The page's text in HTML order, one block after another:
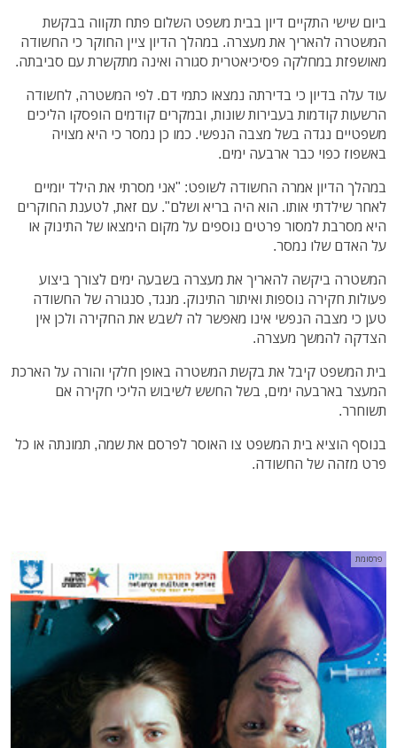
ביום שישי התקיים דיון בבית משפט השלום פתח תקווה בבקשת
המשטרה להאריך את מעצרה. במהלך הדיון ציין החוקר כי החשודה
מאושפזת במחלקה פסיכיאטרית סגורה ואינה מתקשרת עם סביבתה.
עוד עלה בדיון כי בדירתה נמצאו כתמי דם. לפי המשטרה, לחשודה
הרשעות קודמות בעבירות שונות, ובמקרים קודמים הופסקו הליכים
משפטיים נגדה בשל מצבה הנפשי. כמו כן נמסר כי היא מצויה
באשפוז כפוי כבר ארבעה ימים.
במהלך הדיון אמרה החשודה לשופט: "אני מסרתי את הילד יומיים
לאחר שילדתי אותו. הוא היה בריא ושלם". עם זאת, לטענת החוקרים
היא מסרבת למסור פרטים נוספים על מקום הימצאו של התינוק או
על האדם שלו נמסר.
המשטרה ביקשה להאריך את מעצרה בשבעה ימים לצורך ביצוע
פעולות חקירה נוספות ואיתור התינוק. מנגד, סנגורה של החשודה
טען כי מצבה הנפשי אינו מאפשר לה לשבש את החקירה ולכן אין
הצדקה להמשך מעצרה.
בית המשפט קיבל את בקשת המשטרה באופן חלקי והורה על הארכת
המעצר בארבעה ימים, בשל החשש לשיבוש הליכי חקירה אם
תשוחרר.
בנוסף הוציא בית המשפט צו האוסר לפרסם את שמה, תמונתה או כל
פרט מזהה של החשודה.
פרסומת